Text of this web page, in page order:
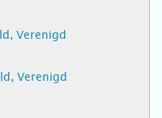
Verenigd
Verenigd